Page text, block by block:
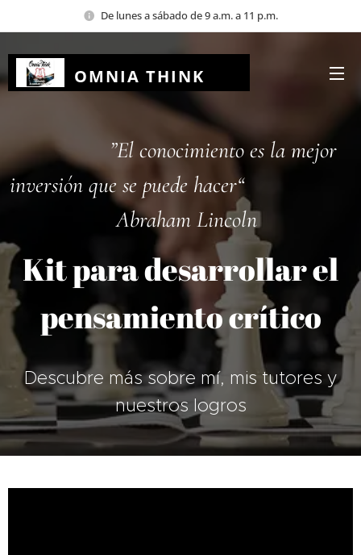
De lunes a sábado de 9 a.m. a 11 p.m.
OMNIA THINK
EDUCACION
”El conocimiento es la mejor
inversión que se puede hacer“
Abraham Lincoln
Kit para desarrollar el
pensamiento crítico
Descubre más sobre mí, mis tutores y
nuestros logros